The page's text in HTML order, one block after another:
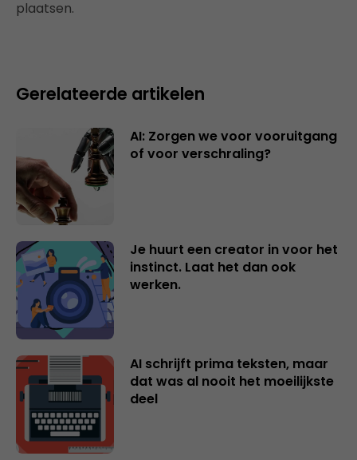
plaatsen.
Gerelateerde artikelen
AI: Zorgen we voor vooruitgang
of voor verschraling?
Je huurt een creator in voor het
instinct. Laat het dan ook
werken.
AI schrijft prima teksten, maar
dat was al nooit het moeilijkste
deel